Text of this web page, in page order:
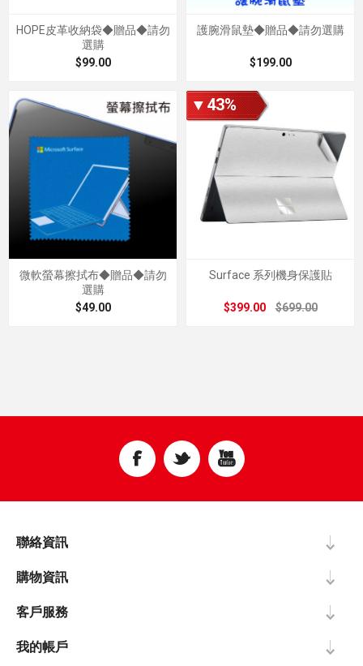
HOPE皮革收納袋◆贈品◆請勿
選購
$99.00
護腕滑鼠墊◆贈品◆請勿選購
$199.00
微軟螢幕擦拭布◆贈品◆請勿
選購
$49.00
▼43%
Surface 系列機身保護貼
$399.00 $699.00
聯絡資訊
購物資訊
客戶服務
我的帳戶